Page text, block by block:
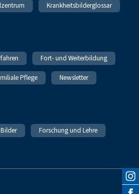
Krankheitsbilderglossar
Fort- und Weiterbildung
Pflege Newsletter
Bilder Forschung und Lehre